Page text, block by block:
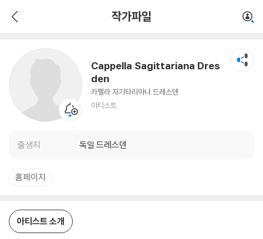
작가파일
Cappella Sagittariana Dres
den
카펠라 자기타리아나 드레스덴
아티스트
출생지 독일 드레스덴
홈페이지
아티스트 소개